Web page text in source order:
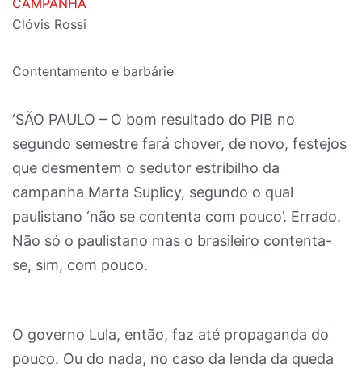
CAMPANHA
Clóvis Rossi
Contentamento e barbárie
‘SÃO PAULO – O bom resultado do PIB no
segundo semestre fará chover, de novo, festejos
que desmentem o sedutor estribilho da
campanha Marta Suplicy, segundo o qual
paulistano ‘não se contenta com pouco’. Errado.
Não só o paulistano mas o brasileiro contenta-
se, sim, com pouco.
O governo Lula, então, faz até propaganda do
pouco. Ou do nada, no caso da lenda da queda